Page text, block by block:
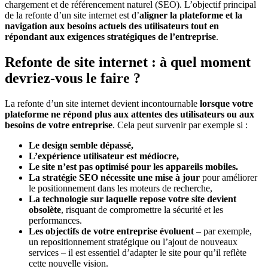
chargement et de référencement naturel (SEO). L’objectif principal
de la refonte d’un site internet est d’aligner la plateforme et la
navigation aux besoins actuels des utilisateurs tout en
répondant aux exigences stratégiques de l’entreprise.
Refonte de site internet : à quel moment
devriez-vous le faire ?
La refonte d’un site internet devient incontournable lorsque votre
plateforme ne répond plus aux attentes des utilisateurs ou aux
besoins de votre entreprise. Cela peut survenir par exemple si :
Le design semble dépassé,
L’expérience utilisateur est médiocre,
Le site n’est pas optimisé pour les appareils mobiles.
La stratégie SEO nécessite une mise à jour pour améliorer
le positionnement dans les moteurs de recherche,
La technologie sur laquelle repose votre site devient
obsolète, risquant de compromettre la sécurité et les
performances.
Les objectifs de votre entreprise évoluent – par exemple,
un repositionnement stratégique ou l’ajout de nouveaux
services – il est essentiel d’adapter le site pour qu’il reflète
cette nouvelle vision.